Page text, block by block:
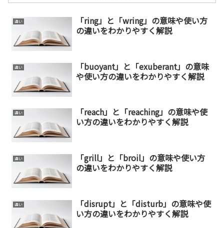
違い
「ring」と「wring」の意味や使い方
の違いをわかりやすく解説
違い
「buoyant」と「exuberant」の意味
や使い方の違いをわかりやすく解説
違い
「reach」と「reaching」の意味や使
い方の違いをわかりやすく解説
違い
「grill」と「broil」の意味や使い方
の違いをわかりやすく解説
違い
「disrupt」と「disturb」の意味や使
い方の違いをわかりやすく解説